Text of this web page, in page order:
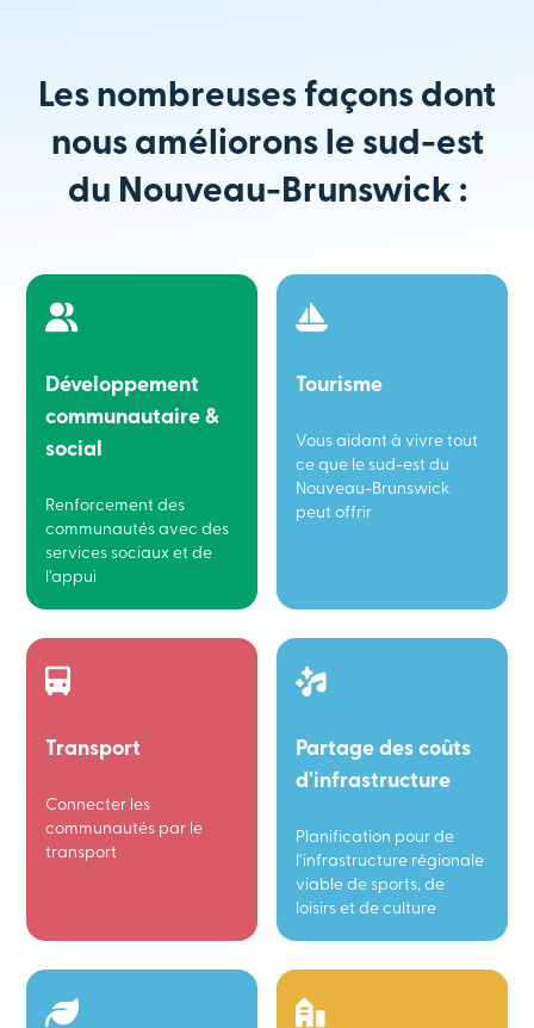
Les nombreuses façons dont
nous améliorons le sud-est
du Nouveau-Brunswick :
Développement
communautaire &
social
Renforcement des
communautés avec des
services sociaux et de
l’appui
Tourisme
Vous aidant à vivre tout
ce que le sud-est du
Nouveau-Brunswick
peut offrir
Transport
Connecter les
communautés par le
transport
Partage des coûts
d'infrastructure
Planification pour de
l’infrastructure régionale
viable de sports, de
loisirs et de culture